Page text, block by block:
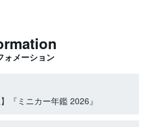
ォメーション
『ミニカー年鑑 2026』